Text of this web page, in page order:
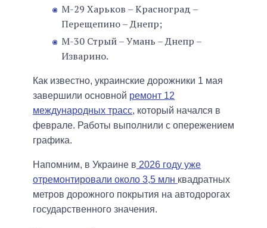
М-29 Харьков – Красноград –
Перещепино – Днепр;
М-30 Стрый – Умань – Днепр –
Изварино.
Как известно, украинские дорожники 1 мая
завершили основной ремонт 12
международных трасс, который начался в
феврале. Работы выполнили с опережением
графика.
Напомним, в Украине в 2026 году уже
отремонтировали около 3,5 млн квадратных
метров дорожного покрытия на автодорогах
государственного значения.